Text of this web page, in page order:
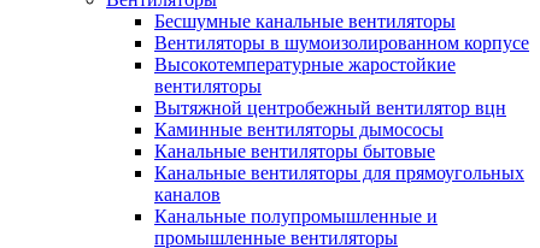
Бесшумные канальные вентиляторы
Вентиляторы в шумоизолированном корпусе
Высокотемпературные жаростойкие
вентиляторы
Вытяжной центробежный вентилятор вцн
Каминные вентиляторы дымососы
Канальные вентиляторы бытовые
Канальные вентиляторы для прямоугольных
каналов
Канальные полупромышленные и
промышленные вентиляторы